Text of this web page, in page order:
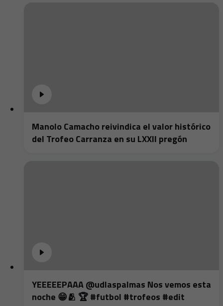
Manolo Camacho reivindica el valor histórico
del Trofeo Carranza en su LXXII pregón
YEEEEEPAAA @udlaspalmas Nos vemos esta
noche 😁🫂 🏆 #futbol #trofeos #edit